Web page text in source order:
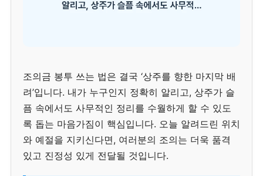
조의금 봉투 쓰는 법은 결국 ‘상주를 향한 마지막 배
려’입니다. 내가 누구인지 정확히 알리고, 상주가 슬
픔 속에서도 사무적인 정리를 수월하게 할 수 있도
록 돕는 마음가짐이 핵심입니다. 오늘 알려드린 위치
와 예절을 지키신다면, 여러분의 조의는 더욱 품격
있고 진정성 있게 전달될 것입니다.